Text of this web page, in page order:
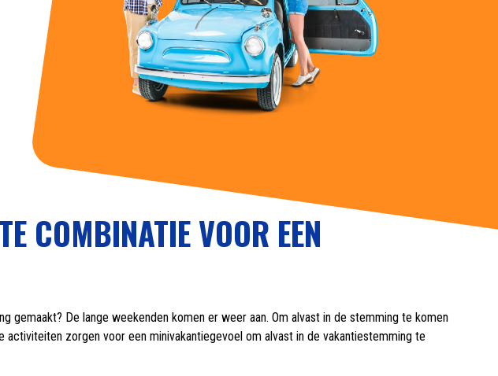
COMBINATIE VOOR EEN
De lange weekenden komen er weer aan. Om alvast in de stemming te komen
zorgen voor een minivakantiegevoel om alvast in de vakantiestemming te